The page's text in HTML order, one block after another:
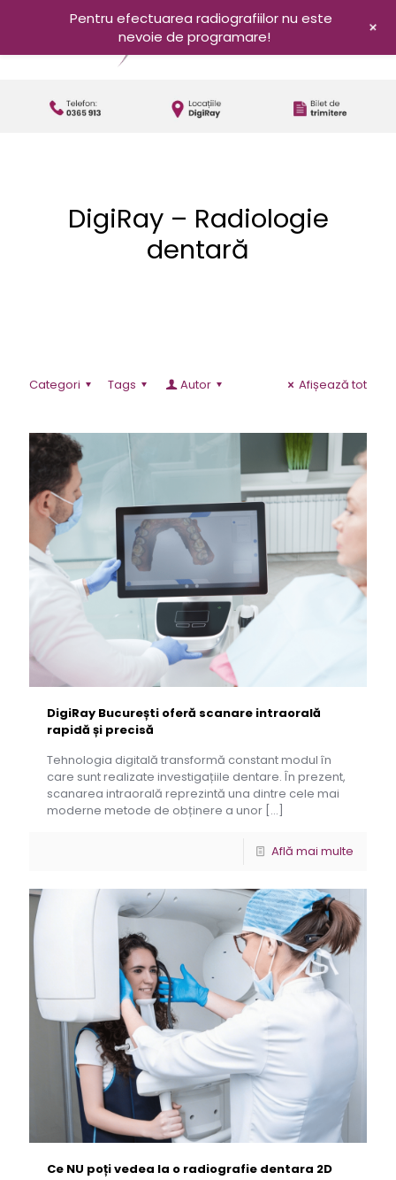
DigiRay – Radiologie
dentară
Categori Tags Autor Afișează tot
DigiRay București oferă scanare intraorală
rapidă și precisă
Tehnologia digitală transformă constant modul în
care sunt realizate investigațiile dentare. În prezent,
scanarea intraorală reprezintă una dintre cele mai
moderne metode de obținere a unor […]
Află mai multe
Ce NU poți vedea la o radiografie dentara 2D
Pentru efectuarea radiografiilor nu este
nevoie de programare!
+